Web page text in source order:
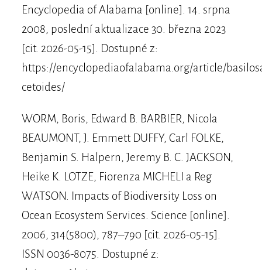
Encyclopedia of Alabama [online]. 14. srpna
2008, poslední aktualizace 30. března 2023
[cit. 2026-05-15]. Dostupné z:
https://encyclopediaofalabama.org/article/
cetoides/
WORM, Boris, Edward B. BARBIER, Nicola
BEAUMONT, J. Emmett DUFFY, Carl FOLKE,
Benjamin S. Halpern, Jeremy B. C. JACKSON,
Heike K. LOTZE, Fiorenza MICHELI a Reg
WATSON. Impacts of Biodiversity Loss on
Ocean Ecosystem Services. Science [online].
2006, 314(5800), 787–790 [cit. 2026-05-15].
ISSN 0036-8075. Dostupné z: